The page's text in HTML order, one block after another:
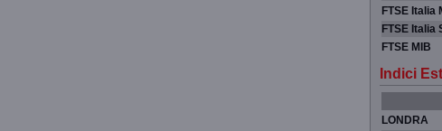
FTSE Italia
FTSE Italia
FTSE MIB
Indici
LONDRA